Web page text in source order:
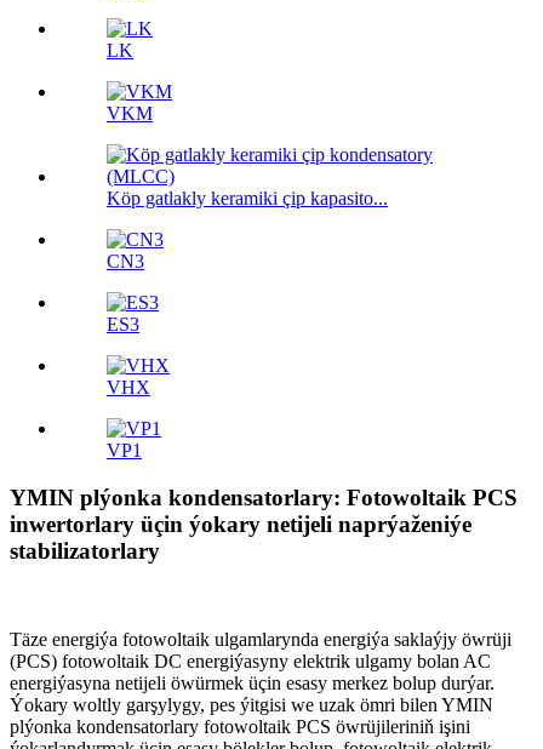
LK
VKM
Köp gatlakly keramiki çip kapasito...
CN3
ES3
VHX
VP1
YMIN plýonka kondensatorlary: Fotowoltaik PCS
inwertorlary üçin ýokary netijeli naprýaženiýe
stabilizatorlary
Täze energiýa fotowoltaik ulgamlarynda energiýa saklaýjy öwrüji
(PCS) fotowoltaik DC energiýasyny elektrik ulgamy bolan AC
energiýasyna netijeli öwürmek üçin esasy merkez bolup durýar.
Ýokary woltly garşylygy, pes ýitgisi we uzak ömri bilen YMIN
plýonka kondensatorlary fotowoltaik PCS öwrüjileriniň işini